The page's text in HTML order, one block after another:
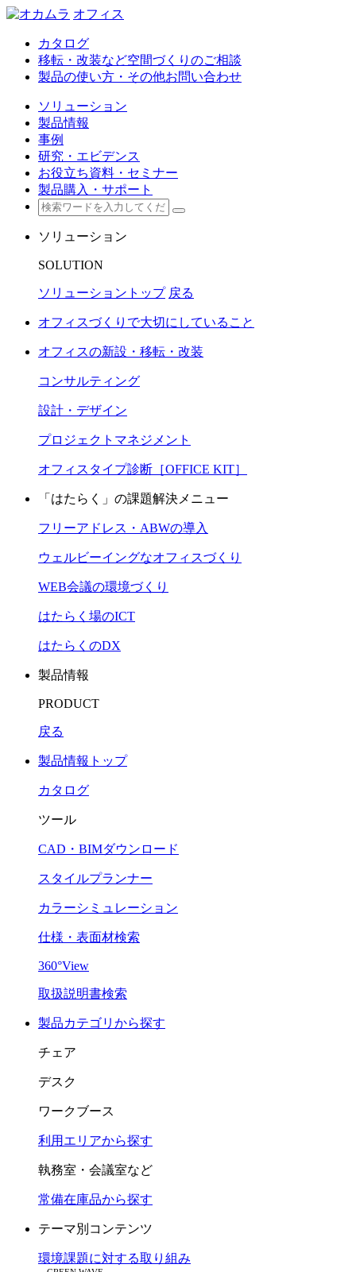
オフィス
カタログ
移転・改装など空間づくりのご相談
製品の使い方・その他お問い合わせ
ソリューション
製品情報
事例
研究・エビデンス
お役立ち資料・セミナー
製品購入・サポート
ソリューション
SOLUTION
ソリューショントップ 戻る
オフィスづくりで大切にしていること
オフィスの新設・移転・改装
コンサルティング
設計・デザイン
プロジェクトマネジメント
オフィスタイプ診断［OFFICE KIT］
「はたらく」の課題解決メニュー
フリーアドレス・ABWの導入
ウェルビーイングなオフィスづくり
WEB会議の環境づくり
はたらく場のICT
はたらくのDX
製品情報
PRODUCT
戻る
製品情報トップ
カタログ
ツール
CAD・BIMダウンロード
スタイルプランナー
カラーシミュレーション
仕様・表面材検索
360°View
取扱説明書検索
製品カテゴリから探す
チェア
デスク
ワークブース
利用エリアから探す
執務室・会議室など
常備在庫品から探す
テーマ別コンテンツ
環境課題に対する取り組み